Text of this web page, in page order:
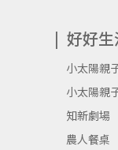
好好
小太陽親
小太陽親
知新劇場
農人餐桌